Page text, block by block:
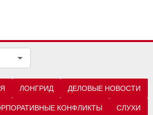
ЛОНГРИД ДЕЛОВЫЕ НОВОСТИ
КОНФЛИКТЫ СЛУХИ